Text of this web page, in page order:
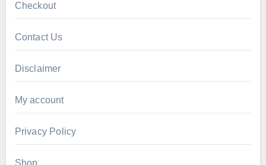
Checkout
Contact Us
Disclaimer
My account
Privacy Policy